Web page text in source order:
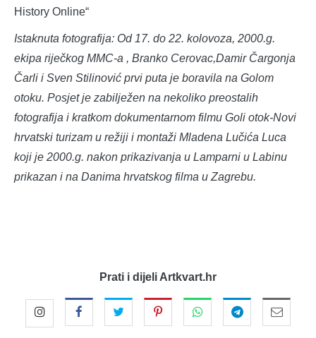
History Online“
Istaknuta fotografija: Od 17. do 22. kolovoza, 2000.g.
ekipa riječkog MMC-a , Branko Cerovac,Damir Čargonja
Čarli i Sven Stilinović prvi puta je boravila na Golom
otoku. Posjet je zabilježen na nekoliko preostalih
fotografija i kratkom dokumentarnom filmu Goli otok-Novi
hrvatski turizam u režiji i montaži Mladena Lučića Luca
koji je 2000.g. nakon prikazivanja u Lamparni u Labinu
prikazan i na Danima hrvatskog filma u Zagrebu.
Prati i dijeli Artkvart.hr